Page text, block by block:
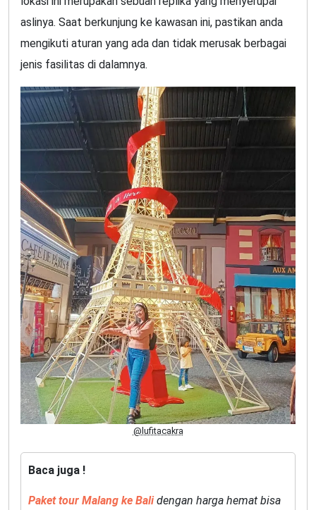
aslinya. Saat berkunjung ke kawasan ini, pastikan anda
mengikuti aturan yang ada dan tidak merusak berbagai
jenis fasilitas di dalamnya.
@lufitacakra
Baca juga !
Paket tour Malang ke Balidengan harga hemat bisa